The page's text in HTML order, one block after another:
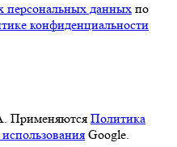
персональных данных по
конфиденциальности
Применяются Политика
Google.